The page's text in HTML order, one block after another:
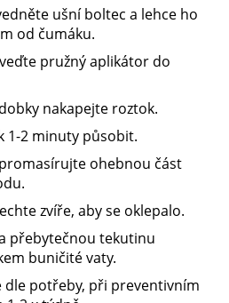
ušní boltec a lehce ho
od čumáku.
pružný aplikátor do
nakapejte roztok.
1-2 minuty působit.
ohebnou část
zvíře, aby se oklepalo.
přebytečnou tekutinu
buničité vaty.
dle potřeby, při preventivním